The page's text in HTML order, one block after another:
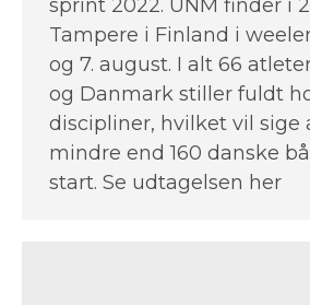
sprint 2022. UNM finder i
Tampere i Finland i
og 7. august. I alt 66
og Danmark stiller fuldt
discipliner, hvilket vil sige
mindre end 160 danske
start. Se udtagelsen her